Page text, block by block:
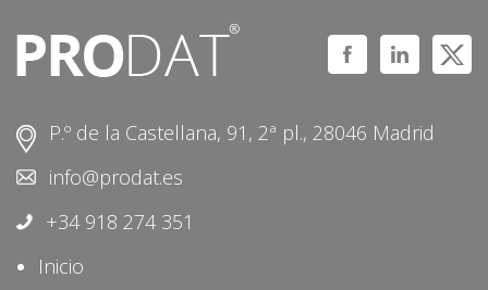
P.º de la Castellana, 91, 2ª pl., 28046 Madrid
info@prodat.es
+34 918 274 351
Inicio